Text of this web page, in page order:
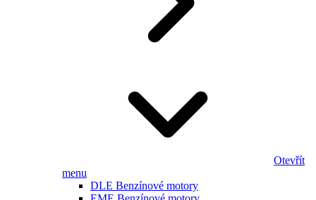
Otevřít
menu
DLE Benzínové motory